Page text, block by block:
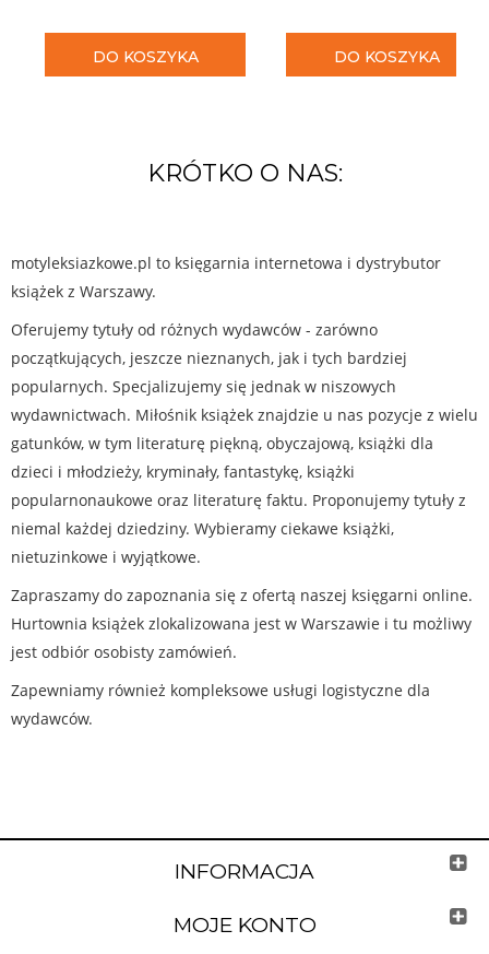
DO KOSZYKA DO KOSZYKA
KRÓTKO O NAS:
motyleksiazkowe.pl to księgarnia internetowa i dystrybutor
książek z Warszawy.
Oferujemy tytuły od różnych wydawców - zarówno
początkujących, jeszcze nieznanych, jak i tych bardziej
popularnych. Specjalizujemy się jednak w niszowych
wydawnictwach. Miłośnik książek znajdzie u nas pozycje z wielu
gatunków, w tym literaturę piękną, obyczajową, książki dla
dzieci i młodzieży, kryminały, fantastykę, książki
popularnonaukowe oraz literaturę faktu. Proponujemy tytuły z
niemal każdej dziedziny. Wybieramy ciekawe książki,
nietuzinkowe i wyjątkowe.
Zapraszamy do zapoznania się z ofertą naszej księgarni online.
Hurtownia książek zlokalizowana jest w Warszawie i tu możliwy
jest odbiór osobisty zamówień.
Zapewniamy również kompleksowe usługi logistyczne dla
wydawców.
INFORMACJA
MOJE KONTO